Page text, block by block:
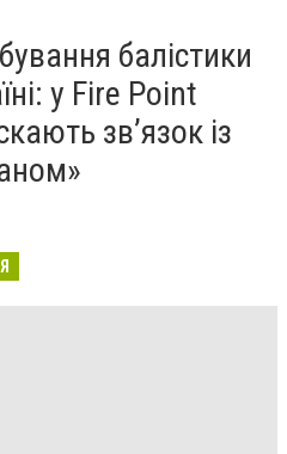
балістики
у Fire Point
зв’язок із